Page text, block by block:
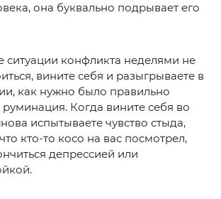
она буквально подрывает его
ситуации конфликта неделями не
вините себя и разыгрываете в
как нужно было правильно
руминация. Когда вините себя во
испытываете чувство стыда,
кто-то косо на вас посмотрел,
депрессией или